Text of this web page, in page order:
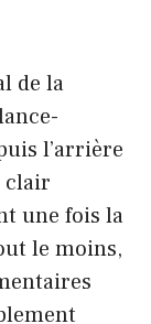
de la
l’arrière
clair
une fois la
le moins,